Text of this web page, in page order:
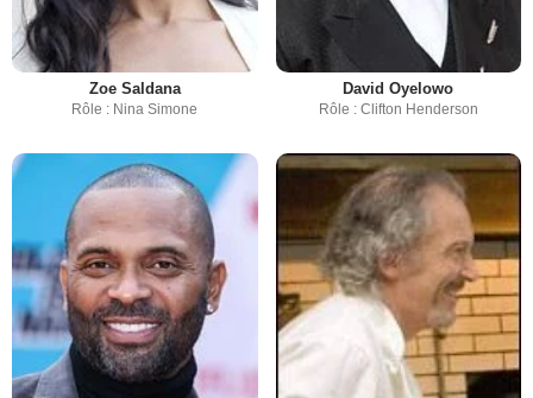
Zoe Saldana
Rôle : Nina Simone
David Oyelowo
Rôle : Clifton Henderson